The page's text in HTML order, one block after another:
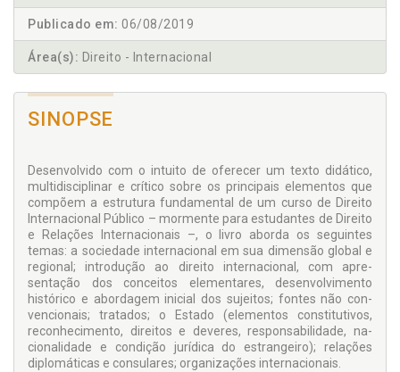
Publicado em: 06/08/2019
Área(s): Direito - Internacional
SINOPSE
Desenvolvido com o intuito de oferecer um texto didático,
multidisciplinar e crítico sobre os principais elementos que
compõem a estrutura fundamental de um curso de Direito
Internacional Público – mormente para estudantes de Direito
e Relações Internacionais –, o livro aborda os seguintes
temas: a sociedade internacional em sua dimensão global e
regional; introdução ao direito internacional, com apre­
sentação dos conceitos elementares, desenvolvimento
histórico e abordagem inicial dos sujeitos; fontes não con­
vencionais; tratados; o Estado (elementos constitutivos,
reconhecimento, direitos e deveres, responsabilidade, na­
cionalidade e condição jurídica do estrangeiro); relações
diplomáticas e consulares; organizações internacionais.